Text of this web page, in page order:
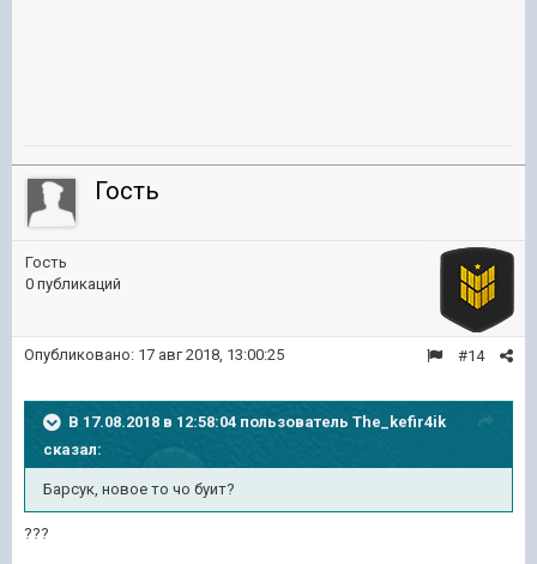
Гость
Гость
0 публикаций
#14
Опубликовано: 17 авг 2018, 13:00:25
В 17.08.2018 в 12:58:04 пользователь The_kefir4ik
сказал:
Барсук, новое то чо буит?
???